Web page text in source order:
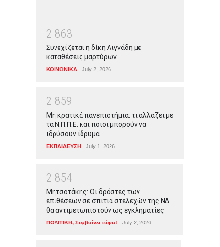
2 863
Συνεχίζεται η δίκη Λιγνάδη με
καταθέσεις μαρτύρων
ΚΟΙΝΩΝΙΚΑ July 2, 2026
2 859
Μη κρατικά πανεπιστήμια: τι αλλάζει με
τα Ν.Π.Π.Ε. και ποιοι μπορούν να
ιδρύσουν ίδρυμα
ΕΚΠΑΙΔΕΥΣΗ July 1, 2026
2 854
Μητσοτάκης: Οι δράστες των
επιθέσεων σε σπίτια στελεχών της ΝΔ
θα αντιμετωπιστούν ως εγκληματίες
ΠΟΛΙΤΙΚΗ, Συμβαίνει τώρα! July 2, 2026